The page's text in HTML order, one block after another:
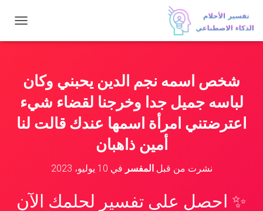
ب
ت
ن
ق
شخص اسمه نجم الدين يحبني وكان
لباسه جميل جدا وخرجنا لقضاء شيء
اعترضتني امرأة اسمها عندك قالت لنا
أمين ذاهبان
نشرت من قبلالمفسر في 10 يوليو، 2023
✨ احصل على تفسير لحلمك الآن